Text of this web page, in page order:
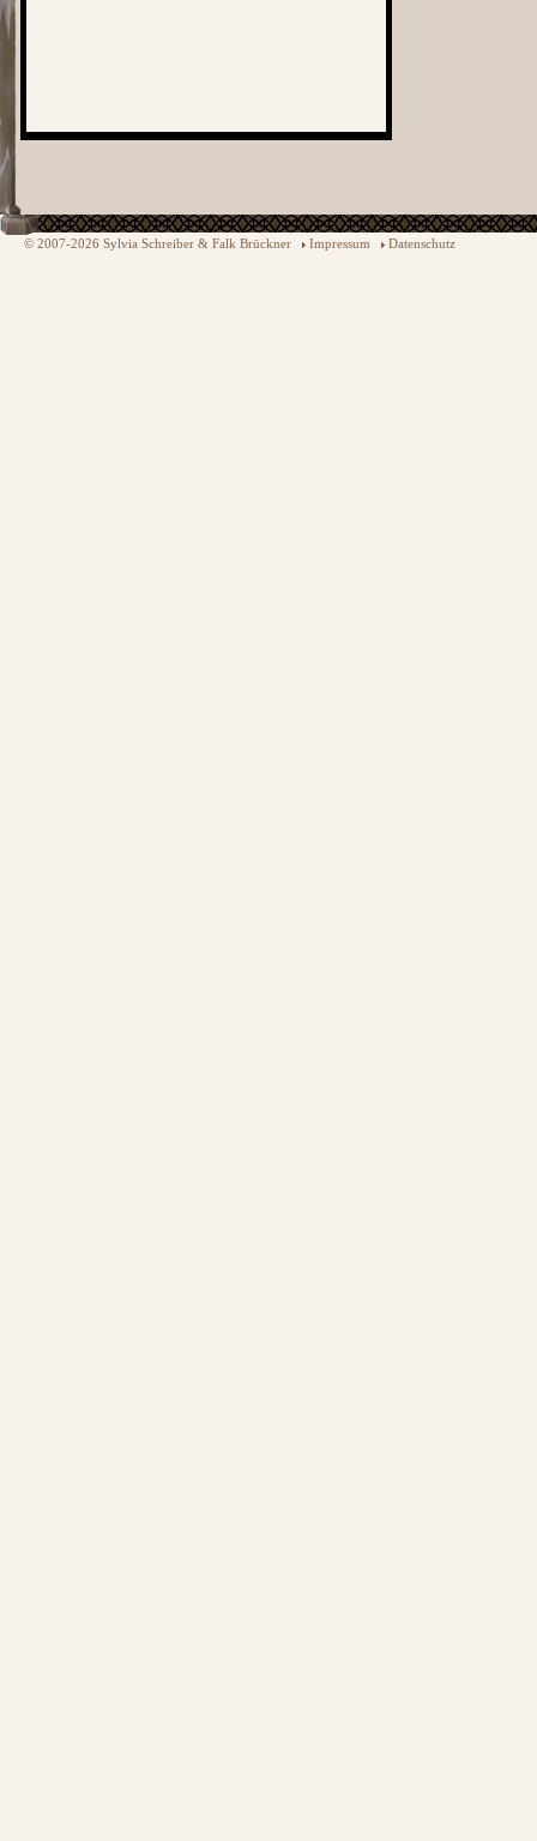
© 2007-2026 Sylvia Schreiber & Falk Brückner Impressum Datenschutz